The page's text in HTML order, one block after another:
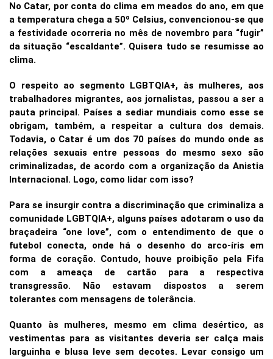
No Catar, por conta do clima em meados do ano, em que
a temperatura chega a 50º Celsius, convencionou-se que
a festividade ocorreria no mês de novembro para “fugir”
da situação “escaldante”. Quisera tudo se resumisse ao
clima.
O respeito ao segmento LGBTQIA+, às mulheres, aos
trabalhadores migrantes, aos jornalistas, passou a ser a
pauta principal. Países a sediar mundiais como esse se
obrigam, também, a respeitar a cultura dos demais.
Todavia, o Catar é um dos 70 países do mundo onde as
relações sexuais entre pessoas do mesmo sexo são
criminalizadas, de acordo com a organização da Anistia
Internacional. Logo, como lidar com isso?
Para se insurgir contra a discriminação que criminaliza a
comunidade LGBTQIA+, alguns países adotaram o uso da
braçadeira “one love”, com o entendimento de que o
futebol conecta, onde há o desenho do arco-íris em
forma de coração. Contudo, houve proibição pela Fifa
com a ameaça de cartão para a respectiva
transgressão. Não estavam dispostos a serem
tolerantes com mensagens de tolerância.
Quanto às mulheres, mesmo em clima desértico, as
vestimentas para as visitantes deveria ser calça mais
larguinha e blusa leve sem decotes. Levar consigo um